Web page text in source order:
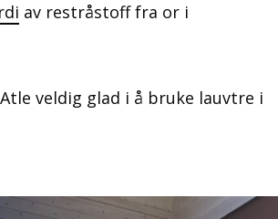
av restråstoff fra or i
veldig glad i å bruke lauvtre i